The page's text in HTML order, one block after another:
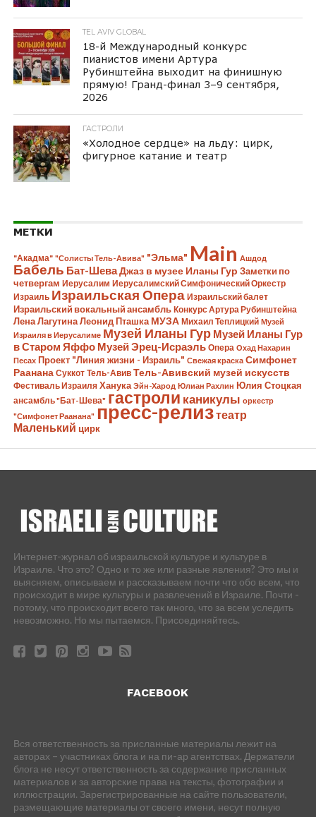
TEL AVIV GLOBAL
18-й Международный конкурс
пианистов имени Артура
Рубинштейна выходит на финишную
прямую! Гранд-финал 3–9 сентября,
2026
ГАСТРОЛИ
«Холодное сердце» на льду: цирк,
фигурное катание и театр
МЕТКИ
"Акадма" "Солисты Тель-Авива" "Эльма" Main Ашдод
Бабель Бат-ШеваДжаз в музее Иланы Гур Заметки по
четвергам Иерусалим Иерусалимский Симфонический Оркестр
Израиль Израильская Опера Израильский балет
Израильский вокальный ансамбль Конкурс Артура Рубинштейна
Лена Лагутина Леонид Пташка МУЗА Михаил Теплицкий Музей
Израиля в Иерусалиме Музей Иланы Гур Музей Иланы Гур
в Старом Яффо Музей Эрец-Исраэль Опера Охад Нахарин
Песах Проект "Линия жизни - Израиль" Свежая краска Симфонет
Раанана Суккот Тель-Авив Тель-Авивский музей искусств
Фестиваль Израиля Ханука Эйн-Харод Юлиан Рахлин Юлия Стоцкая
ансамбль "Бат-Шева" гастроли каникулы оркестр
"Симфонет Раанана" пресс-релизтеатр
Маленький цирк
Интернет-журнал об израильской культуре и культуре в
Израиле. Что это? Одно и то же или разные явления? Это мы и
выясняем, описываем и рассказываем почти что обо всем, что
происходит в мире культуры и развлечений в Израиле. Почти -
потому, что происходит всего так много, что за всем уследить
невозможно. Но мы пытаемся. Присоединяйтесь.
FACEBOOK
Вся ответственность за присланные материалы лежит на
авторах – участниках блога и на пи-ар агентствах. Держатели
блога не несут ответственность за содержание присланных
материалов и за авторские права на тексты, фотографии и
иллюстрации. Зарегистрированные на сайте пользователи,
размещающие материалы от своего имени, несут полную